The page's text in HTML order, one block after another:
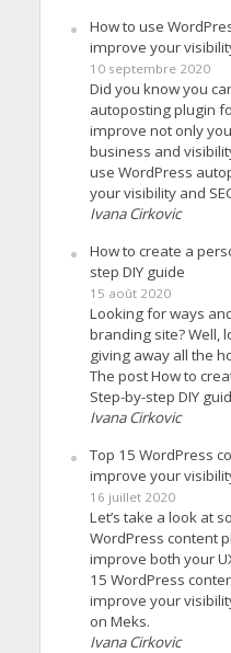
How to use
improve your
10 septembre 2020
Did you know you
autoposting plugin
improve not only
business and
use WordPress
your visibility and
Ivana Cirkovic
How to create a
step DIY guide
15 août 2020
Looking for ways
branding site? Well,
giving away all the
The post How to
Step-by-step DIY
Ivana Cirkovic
Top 15 WordPress
improve your
16 juillet 2020
Let’s take a look at
WordPress content
improve both your
15 WordPress
improve your
on Meks.
Ivana Cirkovic